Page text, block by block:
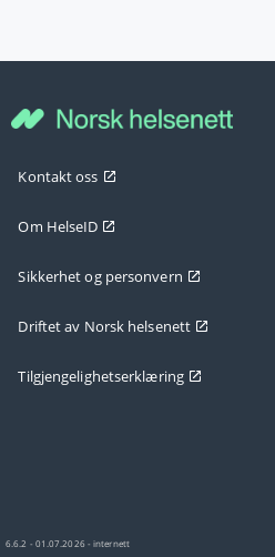
Kontakt oss
Om HelseID
Sikkerhet og personvern
Driftet av Norsk helsenett
Tilgjengelighetserklæring
6.6.2 - 01.07.2026 - internett